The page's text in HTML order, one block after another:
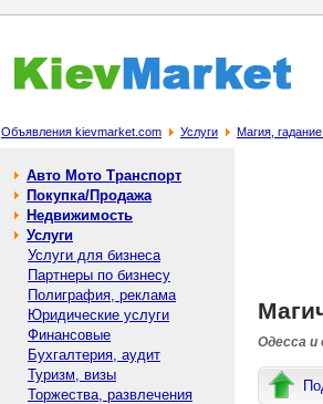
Объявления kievmarket.com Услуги Магия,
Авто Мото Транспорт
Покупка/Продажа
Недвижимость
Услуги
Услуги для бизнеса
Партнеры по бизнесу
Полиграфия, реклама
Юридические услуги
Финансовые
Бухгалтерия, аудит
Туризм, визы
Торжества, развлечения
Одесса и